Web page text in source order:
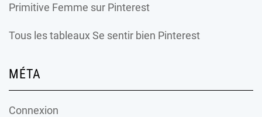
Primitive Femme sur Pinterest
Tous les tableaux Se sentir bien Pinterest
MÉTA
Connexion